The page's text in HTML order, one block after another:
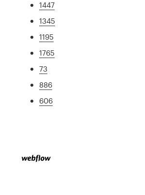
1447
1345
1195
1765
73
886
606